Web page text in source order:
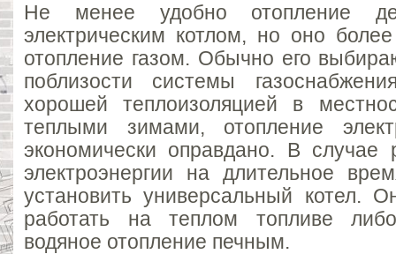
Не менее удобно отопление
электрическим котлом, но оно
отопление газом. Обычно его
поблизости системы
хорошей теплоизоляцией в
теплыми зимами, отопление
экономически оправдано. В случае
электроэнергии на длительное
установить универсальный котел.
работать на теплом топливе либо
водяное отопление печным.